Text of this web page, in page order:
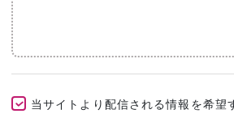
当サイトより配信される情報を希